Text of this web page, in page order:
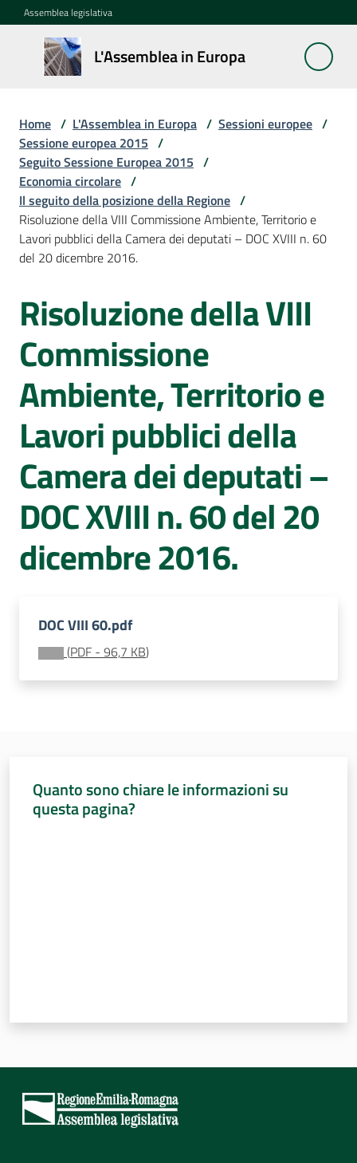
Vai al contenuto
Vai alla navigazione
Vai al footer
Assemblea legislativa
L'Assemblea in Europa
L'Assemblea
in Europa
Cos'è
la
Sessione
europea
La
Rete
regionale
Le
Sessioni
europee
Menu selezionato
Notizie
Assemblea
legislativa
Attività
Home / L'Assemblea in Europa / Sessioni europee /
Sessione europea 2015 /
Seguito Sessione Europea 2015 /
Economia circolare /
Il seguito della posizione della Regione /
Risoluzione della VIII Commissione Ambiente, Territorio e
Lavori pubblici della Camera dei deputati – DOC XVIII n. 60
del 20 dicembre 2016.
Risoluzione della VIII
Commissione
Ambiente, Territorio e
Lavori pubblici della
Camera dei deputati –
DOC XVIII n. 60 del 20
dicembre 2016.
DOC VIII 60.pdf
(PDF - 96,7 KB)
Quanto sono chiare le informazioni su
questa pagina?